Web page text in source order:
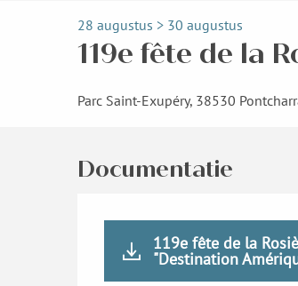
28 augustus > 30 augustus
119e fête de la
Parc Saint-Exupéry, 38530
Documentatie
119e fête de la
"Destination